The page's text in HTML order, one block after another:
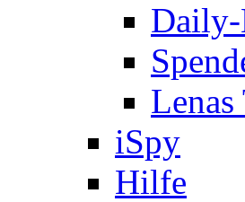
Daily-
Lenas
iSpy
Hilfe